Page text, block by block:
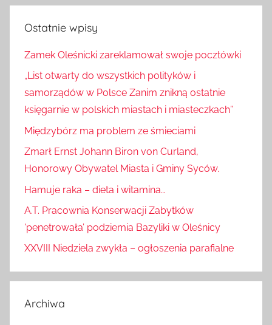
Ostatnie wpisy
Zamek Oleśnicki zareklamował swoje pocztówki
„List otwarty do wszystkich polityków i
samorządów w Polsce Zanim znikną ostatnie
księgarnie w polskich miastach i miasteczkach”
Międzybórz ma problem ze śmieciami
Zmarł Ernst Johann Biron von Curland,
Honorowy Obywatel Miasta i Gminy Syców.
Hamuje raka – dieta i witamina…
A.T. Pracownia Konserwacji Zabytków
'penetrowała’ podziemia Bazyliki w Oleśnicy
XXVIII Niedziela zwykła – ogłoszenia parafialne
Archiwa